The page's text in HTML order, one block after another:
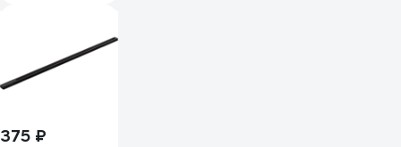
чёрный, алюминий,
в комплекте
крепёж, токоввод,
заглушка 45-04
375 ₽